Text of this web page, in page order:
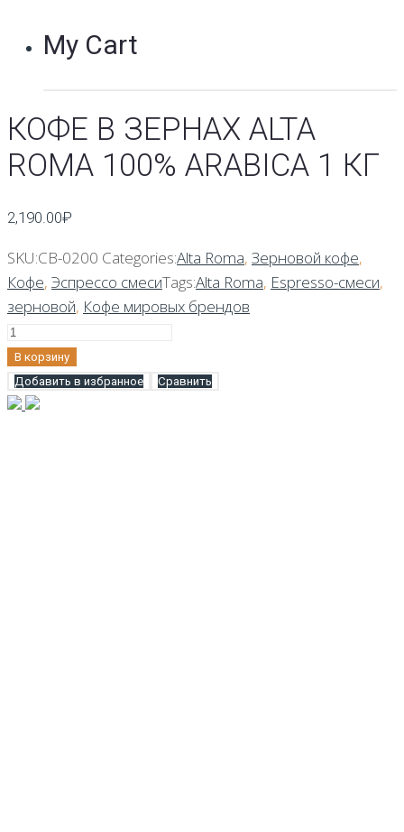
My Cart
КОФЕ В ЗЕРНАХ ALTA
ROMA 100% ARABICA 1 КГ
2,190.00₽
SKU:CB-0200 Categories:Alta Roma, Зерновой кофе,
Кофе, Эспрессо смесиTags:Alta Roma, Espresso-смеси,
зерновой, Кофе мировых брендов
Количество
Кофе
зернах
В корзину
Добавить в избранное
Сравнить